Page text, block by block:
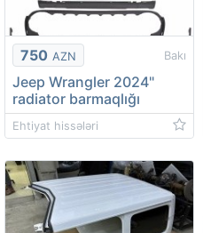
750 AZN Bakı
Jeep Wrangler 2024"
radiator barmaqlığı
Ehtiyat hissələri